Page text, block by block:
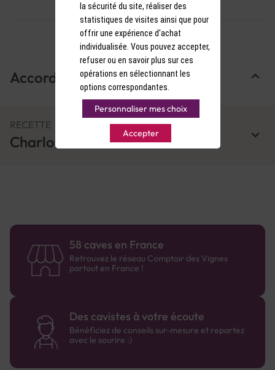
Accords Mets & Vins
RECETTE
Charlotte à la russe
58 caves en France
Retrouvez le réseau Comptoir des Vignes
partout en France !
Des cavistes à votre écoute
Bénéficiez de conseils sur-mesure et repartez
avec le sourire :)
la sécurité du site, réaliser des
statistiques de visites ainsi que pour
offrir une expérience d'achat
individualisée. Vous pouvez accepter,
refuser ou en savoir plus sur ces
opérations en sélectionnant les
options correspondantes.
Personnaliser mes choix
Accepter